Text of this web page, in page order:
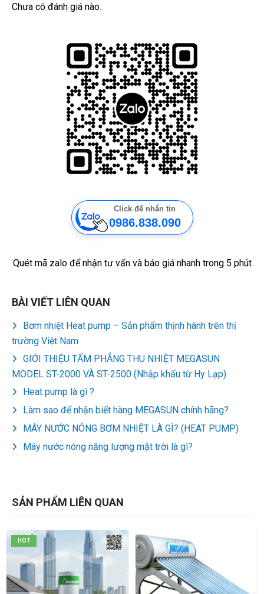
Chưa có đánh giá nào.
Click để nhắn tin
0986.838.090
Quét mã zalo để nhận tư vấn và báo giá nhanh trong 5 phút
BÀI VIẾT LIÊN QUAN
Bơm nhiệt Heat pump – Sản phẩm thịnh hành trên thị
trường Việt Nam
GIỚI THIỆU TẤM PHẲNG THU NHIỆT MEGASUN
MODEL ST-2000 VÀ ST-2500 (Nhập khẩu từ Hy Lạp)
Heat pump là gì ?
Làm sao để nhận biết hàng MEGASUN chính hãng?
MÁY NƯỚC NÓNG BƠM NHIỆT LÀ GÌ? (HEAT PUMP)
Máy nước nóng năng lượng mặt trời là gì?
SẢN PHẨM LIÊN QUAN
HOT